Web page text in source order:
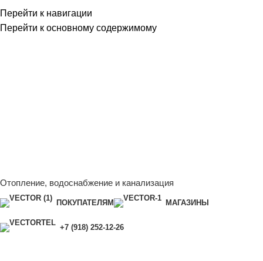
Перейти к навигации
Перейти к основному содержимому
Отопление, водоснабжение и канализация
ПОКУПАТЕЛЯМ МАГАЗИНЫ
+7 (918) 252-12-26